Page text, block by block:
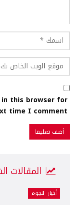
in this browser for
time I comment.
المقالات
أخبار النجوم